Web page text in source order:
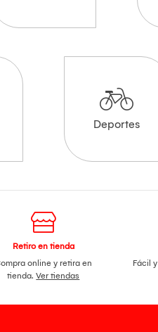
Deportes
Retiro en tienda
online y retira en
tienda.Ver tiendas
Fácil